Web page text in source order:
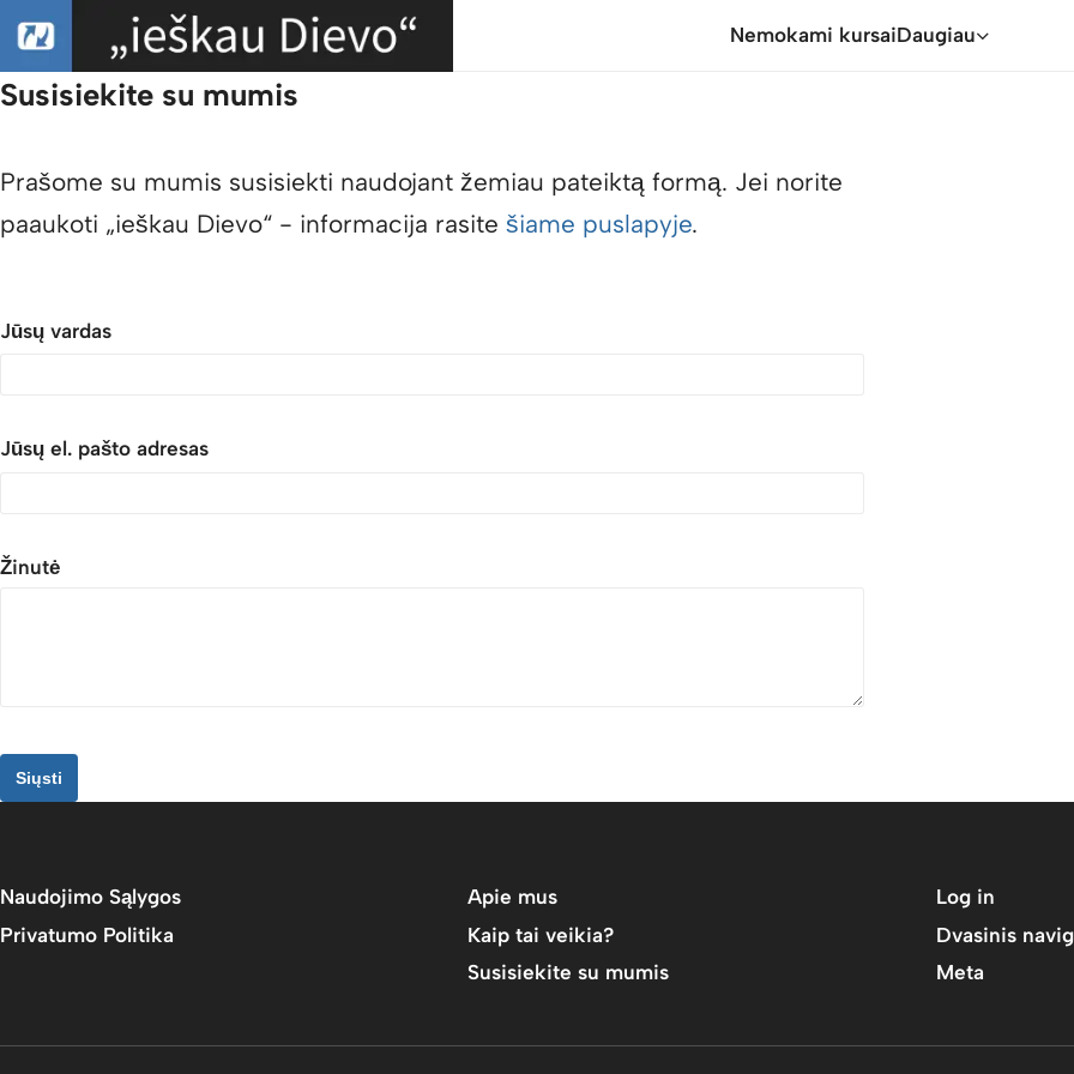
Nemokami kursaiDaugiau
Susisiekite su mumis
Prašome su mumis susisiekti naudojant žemiau pateiktą formą. Jei norite
paaukoti „ieškau Dievo“ - informacija rasite šiame puslapyje.
Jūsų vardas
Jūsų el. pašto adresas
Žinutė
Siųsti
Naudojimo Sąlygos
Privatumo Politika
Apie mus
Kaip tai veikia?
Susisiekite su mumis
Log in
Dvasinis
Meta